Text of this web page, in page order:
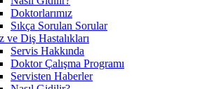
Doktorlarımız
Sıkça Sorulan Sorular
ve Diş Hastalıkları
Servis Hakkında
Doktor Çalışma Programı
Servisten Haberler